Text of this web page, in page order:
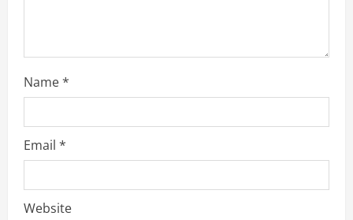
Name*
Email *
Website